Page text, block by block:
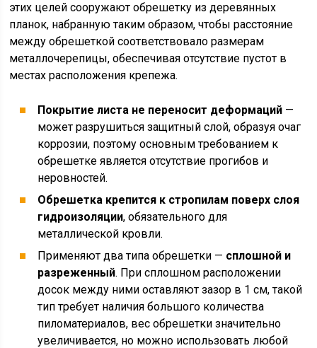
этих целей сооружают обрешетку из деревянных
планок, набранную таким образом, чтобы расстояние
между обрешеткой соответствовало размерам
металлочерепицы, обеспечивая отсутствие пустот в
местах расположения крепежа.
Покрытие листа не переносит деформаций —
может разрушиться защитный слой, образуя очаг
коррозии, поэтому основным требованием к
обрешетке является отсутствие прогибов и
неровностей.
Обрешетка крепится к стропилам поверх слоя
гидроизоляции, обязательного для
металлической кровли.
Применяют два типа обрешетки — сплошной и
разреженный. При сплошном расположении
досок между ними оставляют зазор в 1 см, такой
тип требует наличия большого количества
пиломатериалов, вес обрешетки значительно
увеличивается, но можно использовать любой